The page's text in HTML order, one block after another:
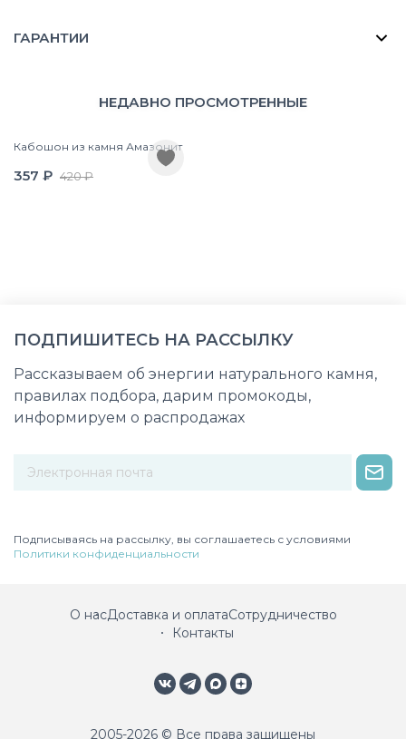
ГАРАНТИИ
НЕДАВНО ПРОСМОТРЕННЫЕ
Кабошон из камня Амазонит
357 ₽ 420 ₽
ПОДПИШИТЕСЬ НА РАССЫЛКУ
Рассказываем об энергии натурального камня,
правилах подбора, дарим промокоды,
информируем о распродажах
Подписываясь на рассылку, вы соглашаетесь с условиями
Политики конфиденциальности
О насДоставка и оплатаСотрудничество
Контакты
2005-2026 © Все права защищены